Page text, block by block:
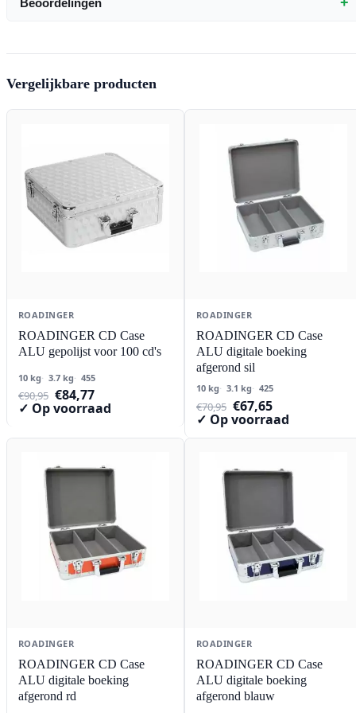
Vergelijkbare producten
ROADINGER
ROADINGER CD Case
ALU gepolijst voor 100 cd's
10 kg 3.7 kg 455
€90,95 Oorspronkelijke
prijs
€90,95.
€84,77Huidige
prijs
€84,77.
✓ Op voorraad
ROADINGER
ROADINGER CD Case
ALU digitale boeking
afgerond sil
10 kg 3.1 kg 425
€70,95 Oorspronkelijke
prijs
€67,65Huidige
prijs
✓ Op voorraad
ROADINGER
ROADINGER CD Case
ALU digitale boeking
afgerond rd
ROADINGER
ROADINGER CD Case
ALU digitale boeking
afgerond blauw